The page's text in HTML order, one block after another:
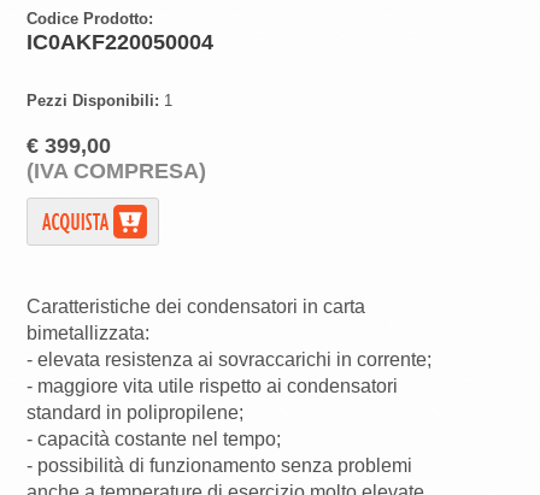
Codice Prodotto:
IC0AKF220050004
Pezzi Disponibili: 1
€ 399,00
(IVA COMPRESA)
Caratteristiche dei condensatori in carta
bimetallizzata:
- elevata resistenza ai sovraccarichi in corrente;
- maggiore vita utile rispetto ai condensatori
standard in polipropilene;
- capacità costante nel tempo;
- possibilità di funzionamento senza problemi
anche a temperature di esercizio molto elevate